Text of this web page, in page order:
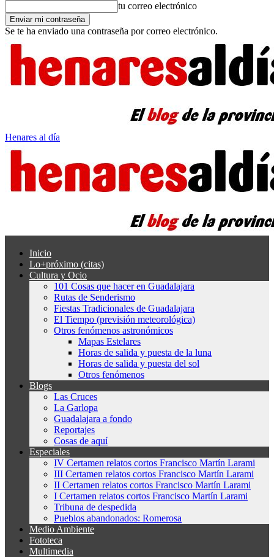
tu correo electrónico
Se te ha enviado una contraseña por correo electrónico.
Henares al día
Inicio
Lo+próximo (citas)
Cultura y Ocio
101 Cosas que hacer en Guadalajara
Rutas de Senderismo
Fiestas Tradicionales de Guadalajara
El Tiempo (previsión meteorológica)
Otros fenómenos astronómicos
Mapas Estelares
Horas de salida y puesta de la luna
Horas de salida y puesta del sol
Otros fenómenos
Blogs
Las Cruces
La Garlopa
Guadalajara a fondo
Reportajes
Cosas de aquí
Especiales
IV Certamen relatos cortos Francisco Martín Larami
III Certamen relatos cortos Francisco Martín Larami
II Certamen relatos cortos Francisco Martín Larami
I Certamen relatos cortos Francisco Martín Larami
Tribuna de despedida
Pueblos abandonados: Romerosa
Medio Ambiente
Fototeca
Multimedia